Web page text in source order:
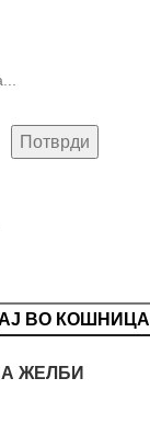
ВО КОШНИЦА
ЖЕЛБИ